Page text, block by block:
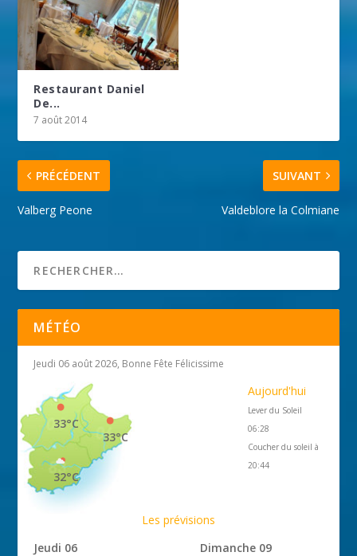
Restaurant Daniel
De...
7 août 2014
PRÉCÉDENT
Valberg Peone
SUIVANT
Valdeblore la Colmiane
MÉTÉO
Jeudi 06 août 2026, Bonne Fête Félicissime
33°C
33°C
32°C
Aujourd'hui
Lever du Soleil
06:28
Coucher du soleil à
20:44
Les prévisions
Jeudi 06
Dimanche 09